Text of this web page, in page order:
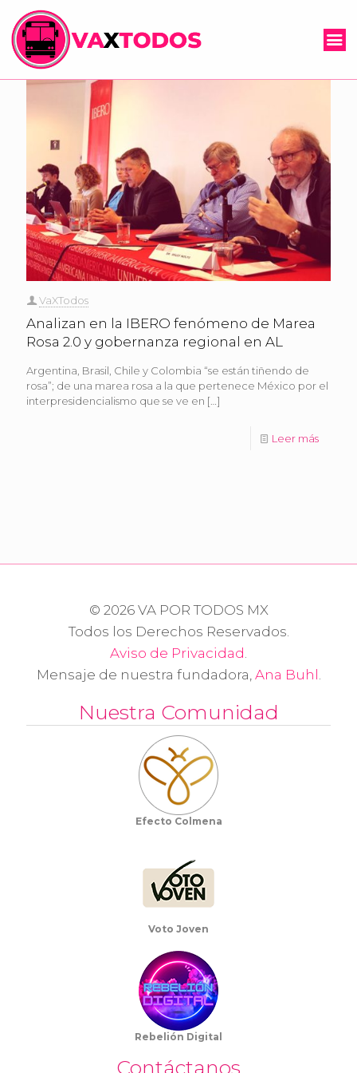
VaXTodos
Analizan en la IBERO fenómeno de Marea
Rosa 2.0 y gobernanza regional en AL
Argentina, Brasil, Chile y Colombia “se están tiñendo de
rosa”; de una marea rosa a la que pertenece México por el
interpresidencialismo que se ve en […]
Leer más
© 2026 VA POR TODOS MX
Todos los Derechos Reservados.
Aviso de Privacidad
Mensaje de nuestra fundadora, Ana Buhl
Nuestra Comunidad
Efecto Colmena
Voto Joven
Rebelión Digital
Contáctanos